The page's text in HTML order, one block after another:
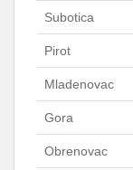
Subotica
Pirot
Mladenovac
Gora
Obrenovac